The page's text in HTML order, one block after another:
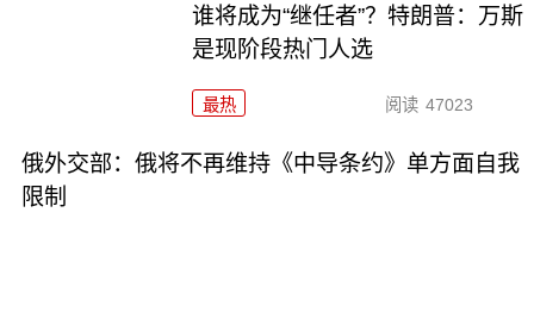
谁将成为“继任者”？特朗普：万斯
是现阶段热门人选
最热 阅读 47023
俄外交部：俄将不再维持《中导条约》单方面自我
限制